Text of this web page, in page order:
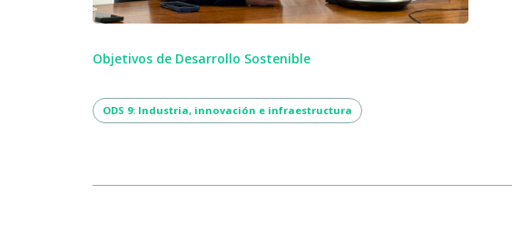
Objetivos de Desarrollo Sostenible
ODS 9: Industria, innovación e infraestructura